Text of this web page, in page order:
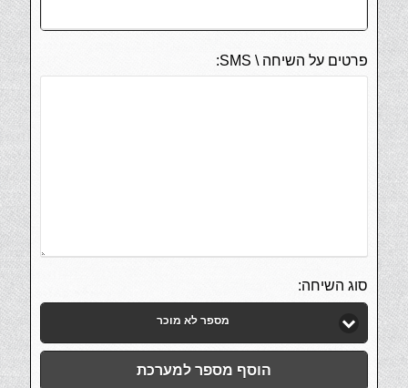
פרטים על השיחה \ SMS:
סוג השיחה:
מספר לא מוכר
הוסף מספר למערכת